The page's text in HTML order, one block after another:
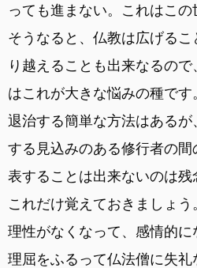
っても進まない。これはこの
そうなると、仏教は広げる
り越えることも出来なるの
はこれが大きな悩みの種です
退治する簡単な方法はある
する見込みのある修行者の
表することは出来ないのは残
これだけ覚えておきましょう
理性がなくなって、感情的
理屈をふるって仏法僧に失